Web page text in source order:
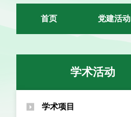
首页 党建活动
学术活动
学术项目